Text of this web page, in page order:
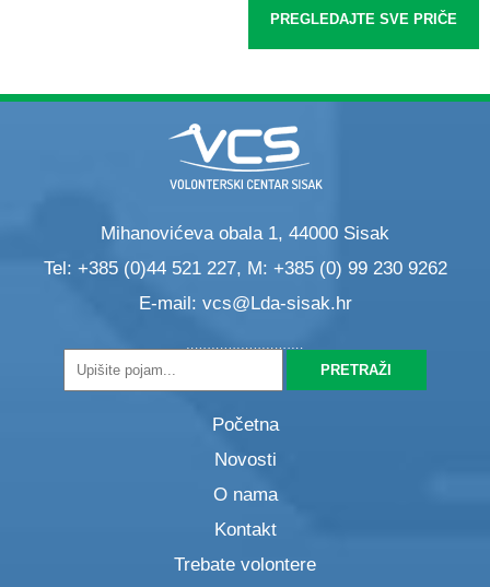
PREGLEDAJTE SVE PRIČE
Mihanovićeva obala 1, 44000 Sisak
Tel: +385 (0)44 521 227, M: +385 (0) 99 230 9262
E-mail: vcs@Lda-sisak.hr
Početna
Novosti
O nama
Kontakt
Trebate volontere